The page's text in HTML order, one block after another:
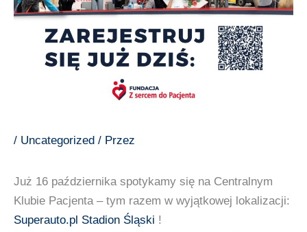
/ Uncategorized / Przez
Już 16 października spotykamy się na Centralnym
Klubie Pacjenta – tym razem w wyjątkowej lokalizacji:
Superauto.pl Stadion Śląski !